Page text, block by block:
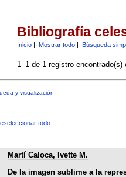
Bibliografía
Inicio| Mostrar todo| Búsqueda
1–1 de 1 registro
y visualización
todo
Martí Caloca, Ivette M.
De la imagen sublime a la